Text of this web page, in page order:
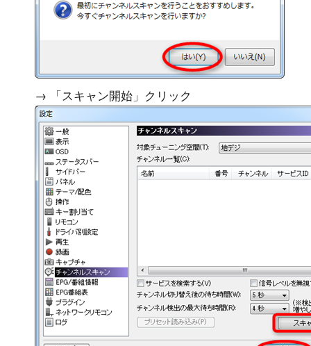
→ 「スキャン開始」クリック